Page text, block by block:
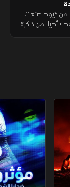
من خيوط صنعت
أصيلا من ذاكرة
مؤثرون..